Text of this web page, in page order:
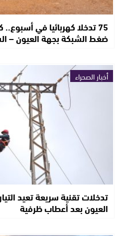
75 تدخلا كهربائيا في
ضغط الشبكة بجهة العيون –
أخبار الصحراء
تدخلات تقنية سريعة تعيد
العيون بعد أعطاب ظرفية